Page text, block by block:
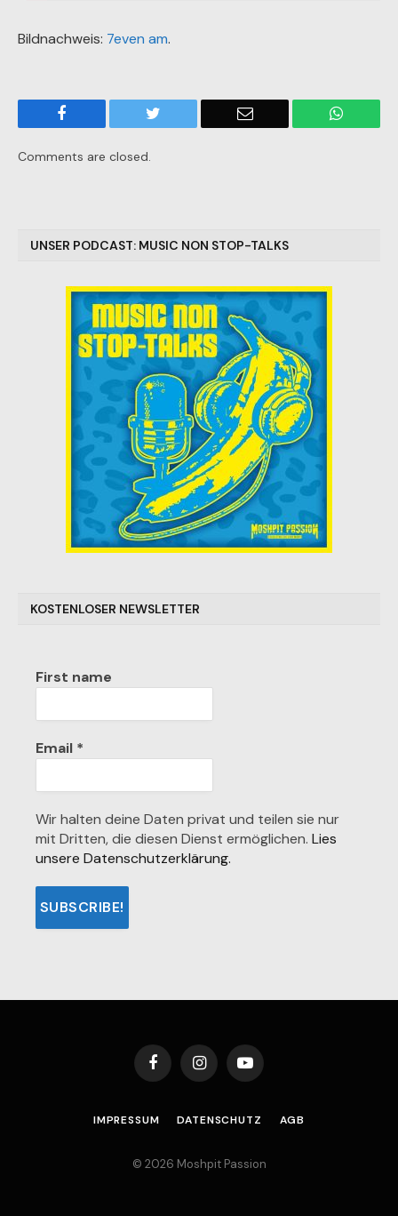
Bildnachweis: 7even am.
Email
Comments are closed.
UNSER PODCAST: MUSIC NON STOP-TALKS
KOSTENLOSER NEWSLETTER
First name
Email *
Wir halten deine Daten privat und teilen sie nur
mit Dritten, die diesen Dienst ermöglichen. Lies
unsere Datenschutzerklärung.
FacebookInstagramYouTube
IMPRESSUM DATENSCHUTZ AGB
© 2026 Moshpit Passion